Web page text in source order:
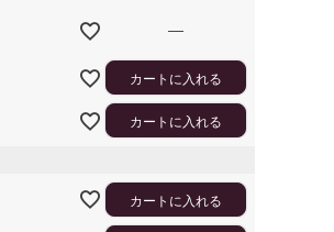
—
カートに入れる
カートに入れる
カートに入れる